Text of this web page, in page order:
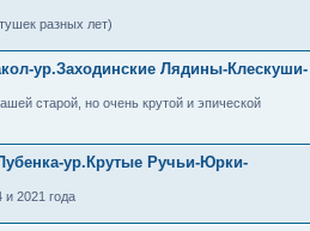
разных лет)
ур.Заходинские Лядины-Клескуши-
старой, но очень крутой и эпической
ур.Крутые Ручьи-Юрки-
2021 года